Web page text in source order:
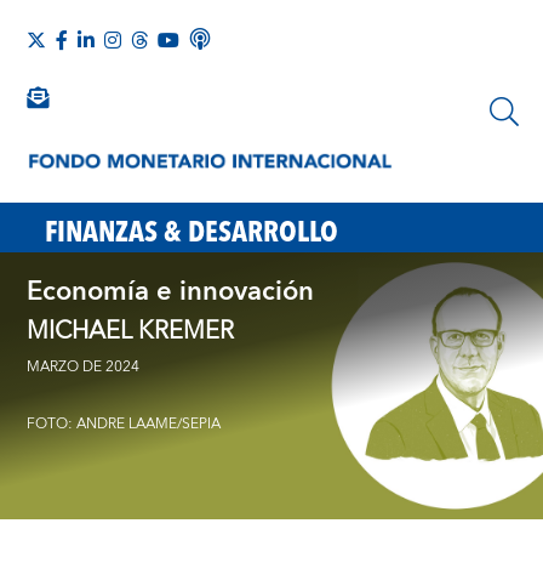
FINANZAS & DESARROLLO
Economía e innovación
MICHAEL KREMER
MARZO DE 2024
FOTO: ANDRE LAAME/SEPIA